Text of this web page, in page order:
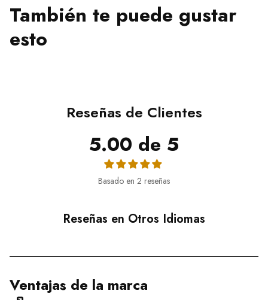
También te puede gustar
esto
Reseñas de Clientes
5.00 de 5
Basado en 2 reseñas
Reseñas en Otros Idiomas
Ventajas de la marca